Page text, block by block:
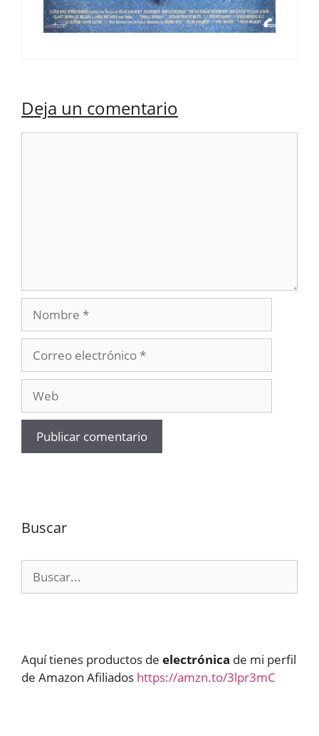
Deja un comentario
Nombre
electrónico
Buscar
Aquí tienes productos de electrónica de mi perfil
de Amazon Afiliados https://amzn.to/3lpr3mC